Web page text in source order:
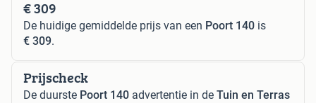
€ 309
De huidige gemiddelde prijs van een Poort 140 is
€ 309.
Prijscheck
De duurste Poort 140 advertentie in de Tuin en Terras